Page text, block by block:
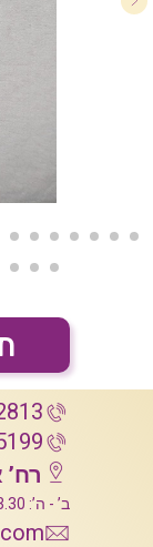
רח’
ב’ - ה’: 13.30 - 10.30, 20.00 - 16.00 ו’: 14.00 - 10.00